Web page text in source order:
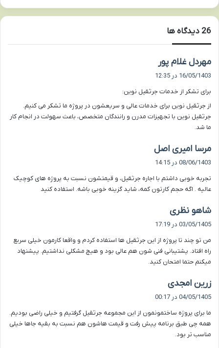
‫26 دیدگاه ها
مهردل غلام پور
ف
:
16/05/1403 در 12:35
برای تشکر از خدمات جرثقیل نوین:
از جرثقیل نوین برای خدمات عالی و سریعشون در پروژه ما تشکر می کنیم.
جرثقیل نوین با تجهیزات مدرن و رانندگان متخصص، باعث سهولت در انجام کار
ما شد.
مرسا امیری اصل
:
08/06/1403 در 14:15
تجربه خوبی داشتم با اجاره جرثقیل، و قیمتشون نسبت به پروژه های کوچیک
عالیه . اگه حجم کارتون کمه، شاید گزینه خوبی باشه. استفاده کنید
شاهو نظری
ف
:
03/05/1405 در 17:19
من تو چند تا پروژه از این جرثقیل ها استفاده کردم و واقعا کارمون خیلی سریع
راه افتاد. پشتیبانی فنی شون هم عالی بود و هیچ مشکلی نداشتیم. پیشنهاد
میکنم حتما امتحان کنید.
زرین امجدی
ف
:
04/05/1405 در 00:17
ما برای پروژه ساختمونمون از این مجموعه جرثقیل گرفتیم و خیلی راضی بودیم.
همه چی طبق برنامه پیش رفت و قیمت هاشون هم نسبت به بقیه جاها خیلی
مناسب تر بود.